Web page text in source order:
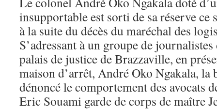
insupportable est sorti de sa réserve
à la suite du décès du maréchal des
S’adressant à un groupe de
palais de justice de Brazzaville, en
maison d’arrêt, André Oko Ngakala, la
dénoncé le comportement des avocats
Eric Souami garde de corps de maître